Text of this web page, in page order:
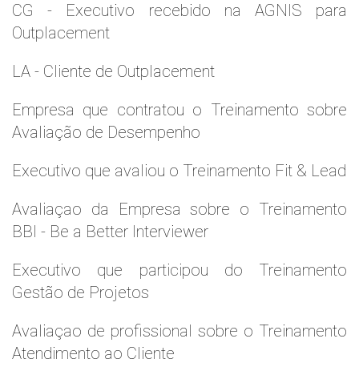
CG - Executivo recebido na AGNIS para
Outplacement
LA - Cliente de Outplacement
Empresa que contratou o Treinamento sobre
Avaliação de Desempenho
Executivo que avaliou o Treinamento Fit & Lead
Avaliaçao da Empresa sobre o Treinamento
BBI - Be a Better Interviewer
Executivo que participou do Treinamento
Gestão de Projetos
Avaliaçao de profissional sobre o Treinamento
Atendimento ao Cliente